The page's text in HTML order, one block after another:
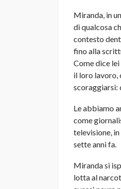
Miranda, in
di qualcosa
contesto
fino alla
Come dice
il loro lavoro,
scoraggiarsi:
Le abbiamo
come
televisione,
sette anni fa.
Miranda si
lotta al